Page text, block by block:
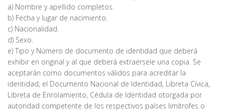
a) Nombre y apellido completos.
b) Fecha y lugar de nacimiento.
c) Nacionalidad.
d) Sexo.
e) Tipo y Número de documento de identidad que deberá
exhibir en original y al que deberá extraérsele una copia. Se
aceptarán como documentos válidos para acreditar la
identidad, el Documento Nacional de Identidad, Libreta Cívica,
Libreta de Enrolamiento, Cédula de Identidad otorgada por
autoridad competente de los respectivos países limítrofes o